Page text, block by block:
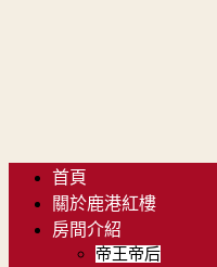
首頁
關於鹿港紅樓
房間介紹
帝王帝后